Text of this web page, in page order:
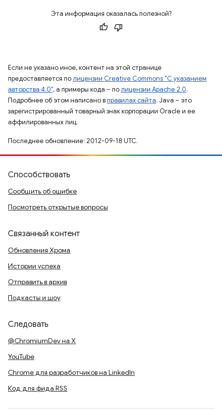
Эта информация оказалась полезной?
Если не указано иное, контент на этой странице
предоставляется полицензии Creative Commons "С указанием
авторства 4.0", а примеры кода – полицензии Apache 2.0.
Подробнее об этом написано вправилах сайта. Java – это
зарегистрированный товарный знак корпорации Oracle и ее
аффилированных лиц.
Последнее обновление: 2012-09-18 UTC.
Способствовать
Сообщить об ошибке
Посмотреть открытые вопросы
Связанный контент
Обновления Хрома
Истории успеха
Отправить в архив
Подкасты и шоу
Следовать
@ChromiumDev на X
YouTube
Chrome для разработчиков на LinkedIn
Код для фида RSS